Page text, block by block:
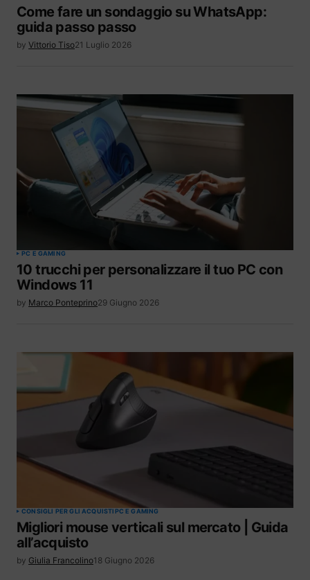
Come fare un sondaggio su WhatsApp:
guida passo passo
by Vittorio Tiso21 Luglio 2026
PC E GAMING
10 trucchi per personalizzare il tuo PC con
Windows 11
by Marco Ponteprino29 Giugno 2026
CONSIGLI PER GLI ACQUISTIPC E GAMING
Migliori mouse verticali sul mercato | Guida
all’acquisto
by Giulia Francolino18 Giugno 2026